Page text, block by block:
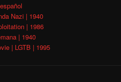
Nazi | 1940
| 1986
| 1940
| LGTB | 1995